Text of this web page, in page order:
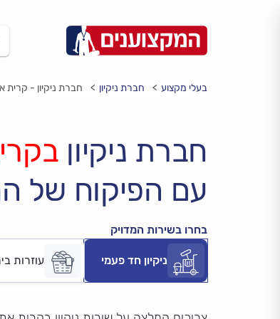
בעלי מקצוע חברת ניקיון חברת ניקיון - קרית
חברת ניקיון
עם הפיקוח של
בחרו בשירות המדויק
ניקיון חד פעמי עוזרות